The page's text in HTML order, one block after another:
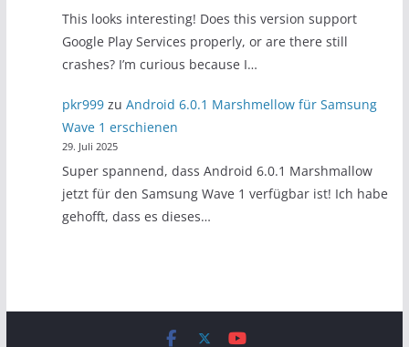
This looks interesting! Does this version support
Google Play Services properly, or are there still
crashes? I’m curious because I…
pkr999 zuAndroid 6.0.1 Marshmellow für Samsung
Wave 1 erschienen
29. Juli 2025
Super spannend, dass Android 6.0.1 Marshmallow
jetzt für den Samsung Wave 1 verfügbar ist! Ich habe
gehofft, dass es dieses…